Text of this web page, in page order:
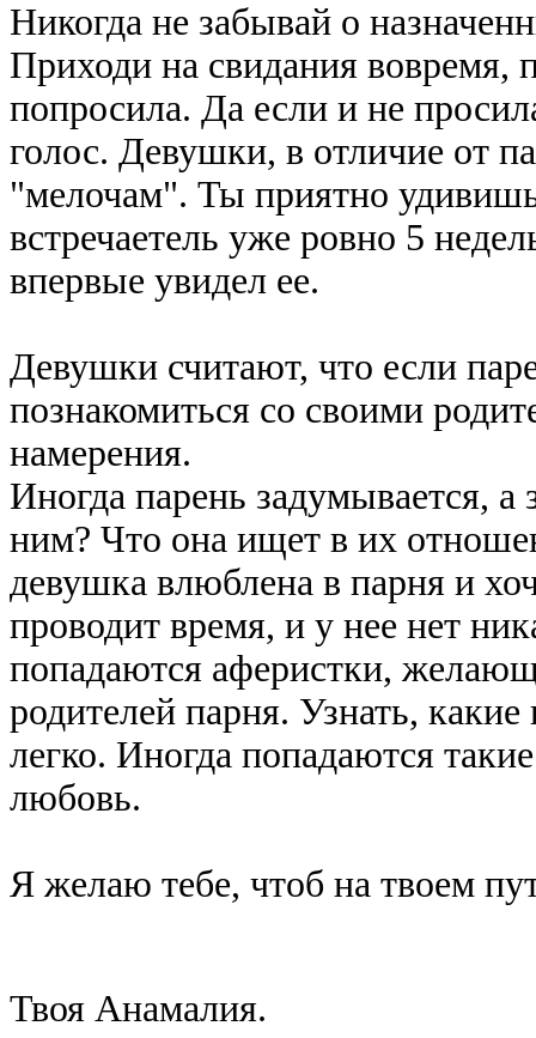
Никогда не забывай о
Приходи на свидания вовремя,
попросила. Да если и не
голос. Девушки, в отличие от
"мелочам". Ты приятно
встречаетель уже ровно 5
впервые увидел ее.
Девушки считают, что если
познакомиться со своими
намерения.
Иногда парень задумывается, а
ним? Что она ищет в их
девушка влюблена в парня и
проводит время, и у нее нет
попадаются аферистки,
родителей парня. Узнать,
легко. Иногда попадаются
любовь.
Я желаю тебе, чтоб на твоем
Твоя Анамалия.